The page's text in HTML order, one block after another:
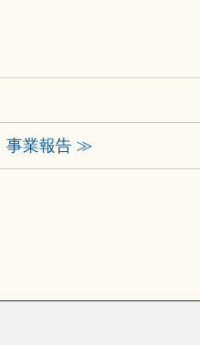
事業報告 ≫